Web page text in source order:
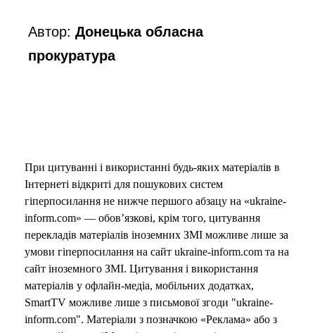
Автор:Донецька обласна
прокуратура
При цитуванні і використанні будь-яких матеріалів в
Інтернеті відкриті для пошукових систем
гіперпосилання не нижче першого абзацу на «ukraine-
inform.com» — обов’язкові, крім того, цитування
перекладів матеріалів іноземних ЗМІ можливе лише за
умови гіперпосилання на сайт ukraine-inform.com та на
сайт іноземного ЗМІ. Цитування і використання
матеріалів у офлайн-медіа, мобільних додатках,
SmartTV можливе лише з письмової згоди "ukraine-
inform.com". Матеріали з позначкою «Реклама» або з